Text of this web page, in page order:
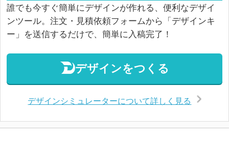
誰でも今すぐ簡単にデザインが作れる、便利なデザイ
ンツール。注文・見積依頼フォームから「デザインキ
ー」を送信するだけで、簡単に入稿完了！
デザインをつくる
デザインシミュレーターについて詳しく見る